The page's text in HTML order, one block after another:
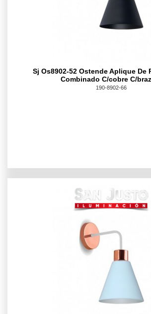
Sj Os8902-52 Ostende Aplique De
Combinado C/cobre C/
190-8902-66